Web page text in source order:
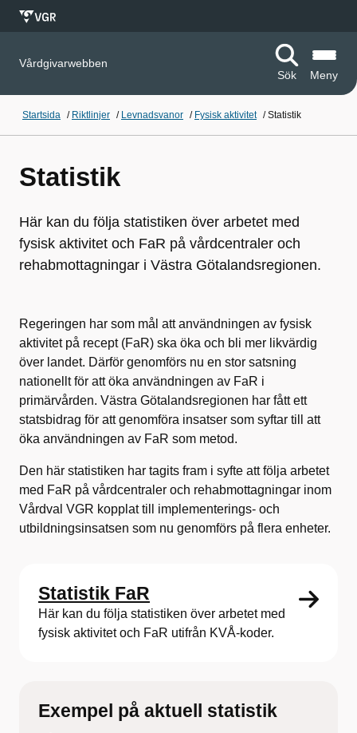
Vårdgivarwebben
Sök
Meny
Startsida / Riktlinjer / Levnadsvanor / Fysisk aktivitet /Statistik
Statistik
Här kan du följa statistiken över arbetet med
fysisk aktivitet och FaR på vårdcentraler och
rehabmottagningar i Västra Götalandsregionen.
Regeringen har som mål att användningen av fysisk
aktivitet på recept (FaR) ska öka och bli mer likvärdig
över landet. Därför genomförs nu en stor satsning
nationellt för att öka användningen av FaR i
primärvården. Västra Götalandsregionen har fått ett
statsbidrag för att genomföra insatser som syftar till att
öka användningen av FaR som metod.
Den här statistiken har tagits fram i syfte att följa arbetet
med FaR på vårdcentraler och rehabmottagningar inom
Vårdval VGR kopplat till implementerings- och
utbildningsinsatsen som nu genomförs på flera enheter.
Statistik FaR
Här kan du följa statistiken över arbetet med
fysisk aktivitet och FaR utifrån KVÅ-koder.
Exempel på aktuell statistik